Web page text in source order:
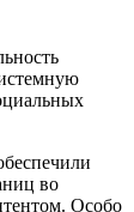
во
Особо